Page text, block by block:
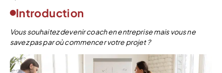
Introduction
Vous souhaitez devenir coach en entreprise mais vous ne
savez pas par où commencer votre projet ?